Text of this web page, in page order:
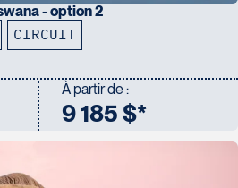
- option 2
CIRCUIT
À partir de :
9 185 $*